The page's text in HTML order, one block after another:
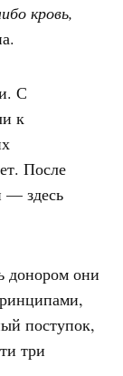
кровь,
С
к
После
— здесь
донором они
поступок,
три